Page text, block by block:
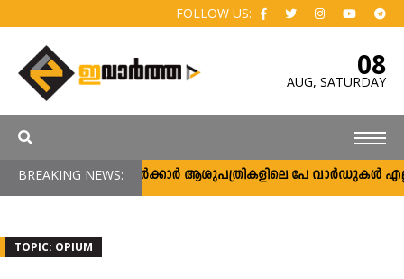
FOLLOW US:
08
AUG, SATURDAY
BREAKING NEWS:സർക്കാർ ആശുപത്രികളിലെ പേ വാർഡുകൾ
TOPIC: OPIUM